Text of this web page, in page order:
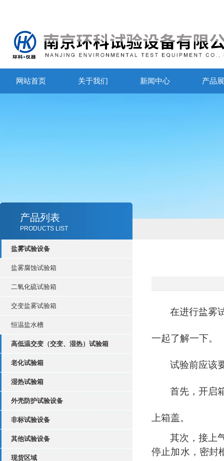
网站首页 关于我们 新闻中心 产品
产品列表
PRODUCTS LIST
盐雾试验设备
盐雾腐蚀试验箱
二氧化硫试验箱
交变盐雾试验箱
恒温盐水槽
高低温交变（交变、湿热）试验箱
老化试验箱
湿热试验箱
外壳防护试验设备
非标试验设备
其他试验设备
现货区域
在进行盐雾
一起了解一下。
试验前应该
首先，开启
上箱盖。
其次，接上
停止加水，密封